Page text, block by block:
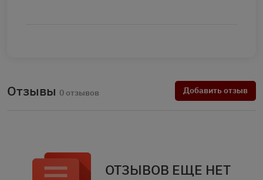
Отзывы 0 отзывов Добавить отзыв
ОТЗЫВОВ ЕЩЕ НЕТ